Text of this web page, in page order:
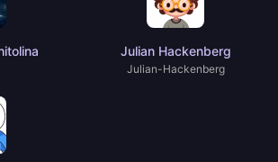
Julian Hackenberg
Julian-Hackenberg